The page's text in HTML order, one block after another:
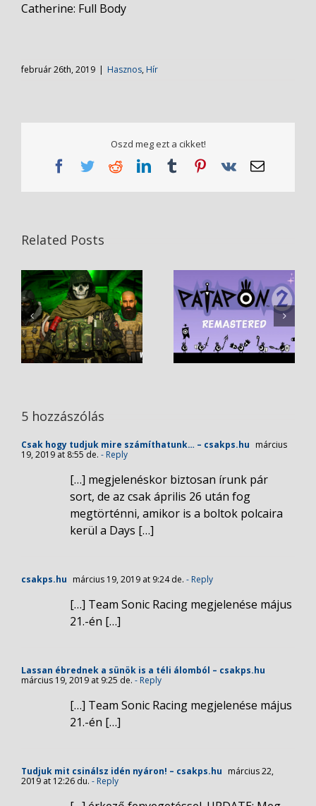
Catherine: Full Body
február 26th, 2019 | Hasznos, Hír
Oszd meg ezt a cikket!
Facebook
TwitterRedditLinkedIn
TumblrPinterest
Vk Email
Related Posts
5 hozzászólás
Csak hogy tudjuk mire számíthatunk… – csakps.hu március
19, 2019 at 8:55 de. - Reply
[…] megjelenéskor biztosan írunk pár
sort, de az csak április 26 után fog
megtörténni, amikor is a boltok polcaira
kerül a Days […]
csakps.hu március 19, 2019 at 9:24 de. - Reply
[…] Team Sonic Racing megjelenése május
21.-én […]
Lassan ébrednek a sünök is a téli álomból – csakps.hu
március 19, 2019 at 9:25 de. - Reply
[…] Team Sonic Racing megjelenése május
21.-én […]
Tudjuk mit csinálsz idén nyáron! – csakps.hu március 22,
2019 at 12:26 du. - Reply